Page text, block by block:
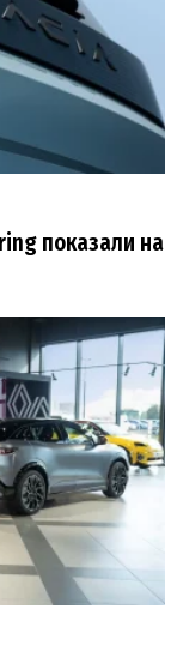
показали на